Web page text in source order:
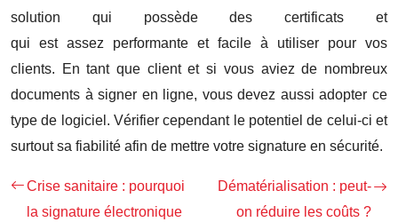
solution qui possède des certificats et
qui est assez performante et facile à utiliser pour vos
clients. En tant que client et si vous aviez de nombreux
documents à signer en ligne, vous devez aussi adopter ce
type de logiciel. Vérifier cependant le potentiel de celui-ci et
surtout sa fiabilité afin de mettre votre signature en sécurité.
Crise sanitaire : pourquoi
la signature électronique
Dématérialisation : peut-
on réduire les coûts ?